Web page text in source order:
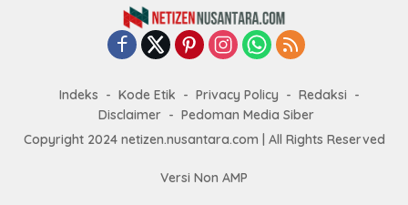
Indeks Kode Etik Privacy Policy
Redaksi
Disclaimer
Pedoman Media Siber
Copyright 2024 netizen.nusantara.com | All Rights Reserved
Versi Non AMP